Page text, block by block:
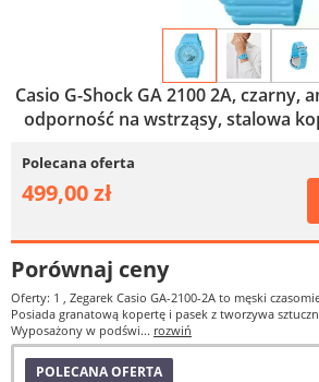
Casio G-Shock GA 2100 2A, czarny,
odporność na wstrząsy, stalowa
Polecana oferta
499,00 zł
Porównaj ceny
Oferty: 1 , Zegarek Casio GA-2100-2A to męski
Posiada granatową kopertę i pasek z tworzywa
Wyposażony w podświ... rozwiń
POLECANA OFERTA